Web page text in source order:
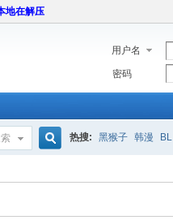
地在解压
用户名
密码
热搜: 黑猴子 韩漫 BL